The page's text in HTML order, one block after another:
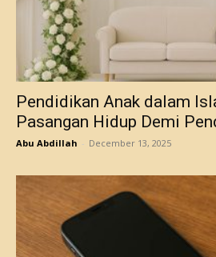
Pendidikan Anak dalam
Pasangan Hidup Demi
Abu Abdillah - December 13, 2025